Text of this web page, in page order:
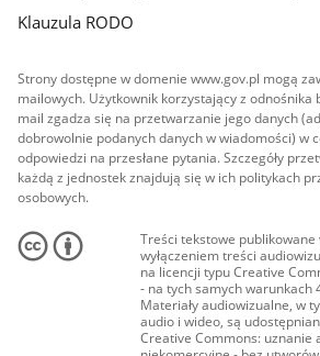
Klauzula RODO
Strony dostępne w domenie www.gov.pl mogą
mailowych. Użytkownik korzystający z odnośnika
mail zgadza się na przetwarzanie jego danych
dobrowolnie podanych danych w wiadomości) w
odpowiedzi na przesłane pytania. Szczegóły
każdą z jednostek znajdują się w ich politykach
osobowych.
Treści tekstowe publikowane
wyłączeniem treści
na licencji typu Creative
- na tych samych warunkach
Materiały audiowizualne, w
audio i wideo, są
Creative Commons: uznanie